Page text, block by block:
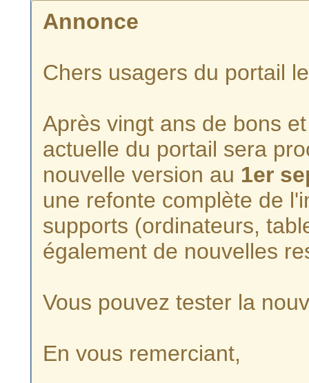
Annonce
Chers usagers du portail
Après vingt ans de bons
actuelle du portail sera
nouvelle version au 1er
une refonte complète de
supports (ordinateurs,
également de nouvelles
Vous pouvez tester la
En vous remerciant,